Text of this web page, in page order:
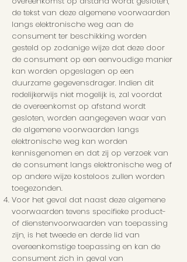
de tekst van deze algemene voorwaarden
langs elektronische weg aan de
consument ter beschikking worden
gesteld op zodanige wijze dat deze door
de consument op een eenvoudige manier
kan worden opgeslagen op een
duurzame gegevensdrager. Indien dit
redelijkerwijs niet mogelijk is, zal voordat
de overeenkomst op afstand wordt
gesloten, worden aangegeven waar van
de algemene voorwaarden langs
elektronische weg kan worden
kennisgenomen en dat zij op verzoek van
de consument langs elektronische weg of
op andere wijze kosteloos zullen worden
toegezonden.
Voor het geval dat naast deze algemene
voorwaarden tevens specifieke product-
of dienstenvoorwaarden van toepassing
zijn, is het tweede en derde lid van
overeenkomstige toepassing en kan de
consument zich in geval van